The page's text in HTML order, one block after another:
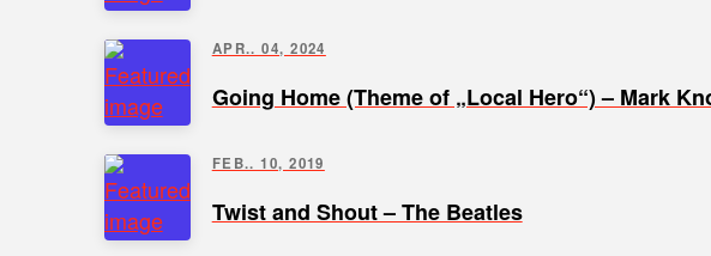
APR.. 04, 2024
Going Home (Theme of „Local Hero“) – Mark
FEB.. 10, 2019
Twist and Shout – The Beatles